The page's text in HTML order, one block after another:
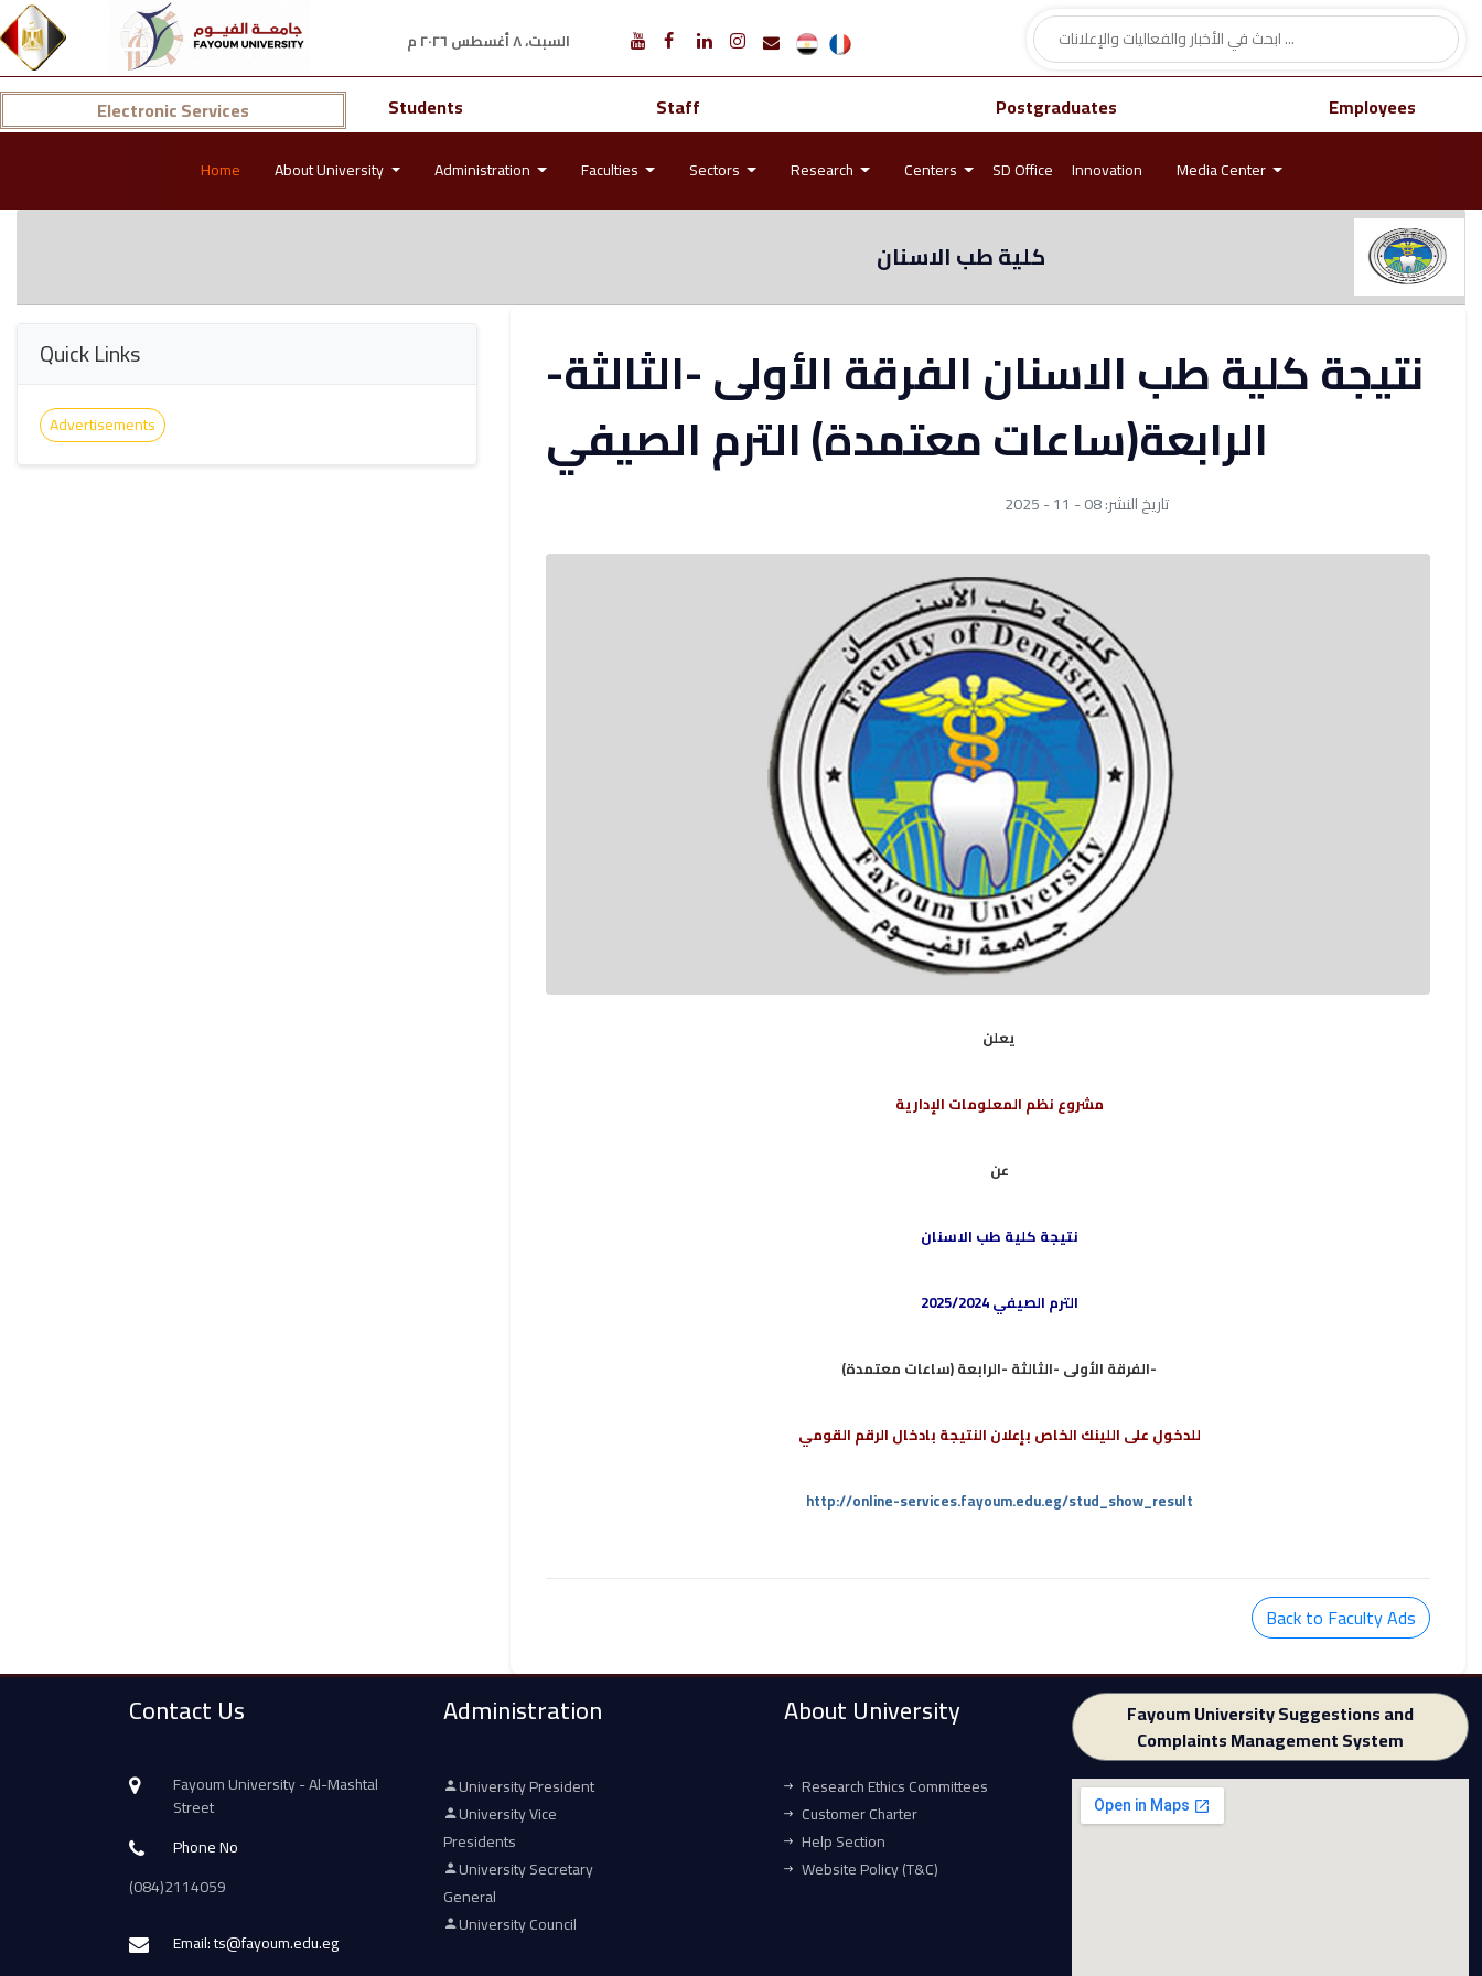
السبت، ٨ أغسطس ٢٠٢٦ م
Electronic Services Students Staff Postgraduates Employees
Home About University Administration Faculties Sectors Research Centers SD Office Innovation Media Center
كلية طب الاسنان
نتيجة كلية طب الاسنان الفرقة الأولى -الثالثة-
الرابعة(ساعات معتمدة) الترم الصيفي
تاريخ النشر: 08 - 11 - 2025
يعلن
مشروع نظم المعلومات الإدارية
عن
نتيجة كلية طب الاسنان
الترم الصيفي 2025/2024
-الفرقة الأولى -الثالثة -الرابعة (ساعات معتمدة)
للدخول على اللينك الخاص بإعلان النتيجة بادخال الرقم القومي
http://online-services.fayoum.edu.eg/stud_show_result
Back to Faculty Ads
Quick Links
Advertisements
Contact Us
Fayoum University - Al-Mashtal
Street
Phone No
(084)2114059
Email: ts@fayoum.edu.eg
Administration
University President
University Vice
Presidents
University Secretary
General
University Council
About University
Research Ethics Committees
Customer Charter
Help Section
Website Policy (T&C)
Fayoum University Suggestions and
Complaints Management System